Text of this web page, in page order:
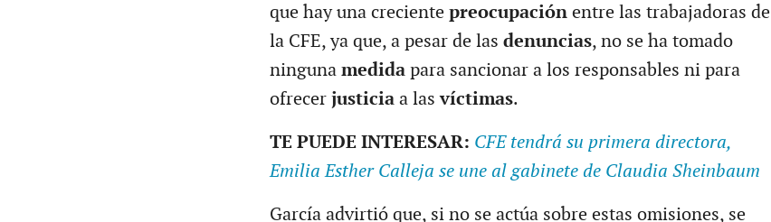
que hay una creciente preocupación entre las trabajadoras de
la CFE, ya que, a pesar de las denuncias, no se ha tomado
ninguna medida para sancionar a los responsables ni para
ofrecer justicia a lasvíctimas.
TE PUEDE INTERESAR: CFE tendrá su primera directora,
Emilia Esther Calleja se une al gabinete de Claudia Sheinbaum
García advirtió que, si no se actúa sobre estas omisiones, se